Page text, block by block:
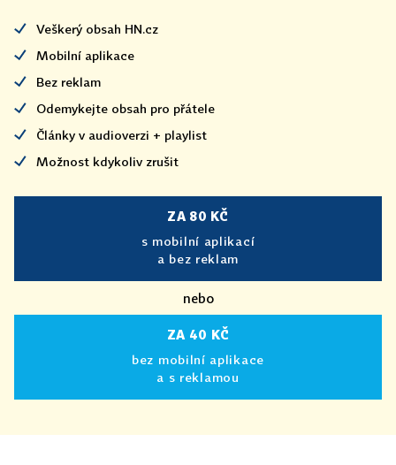
Veškerý obsah HN.cz
Mobilní aplikace
Bez reklam
Odemykejte obsah pro přátele
Články v audioverzi + playlist
Možnost kdykoliv zrušit
ZA 80 KČ
s mobilní aplikací
a bez reklam
nebo
ZA 40 KČ
bez mobilní aplikace
a s reklamou